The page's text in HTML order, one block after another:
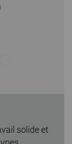
solide et